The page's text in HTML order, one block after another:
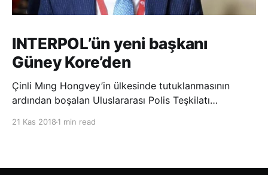
INTERPOL’ün yeni başkanı
Güney Kore’den
Çinli Mıng Hongvey’in ülkesinde tutuklanmasının
ardından boşalan Uluslararası Polis Teşkilatı
21 Kas 2018 1 min read